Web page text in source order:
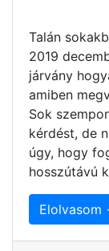
Talán
2019
járvány
amiben
Sok
kérdést, de
úgy, hogy
hosszútávú
Elolvasom